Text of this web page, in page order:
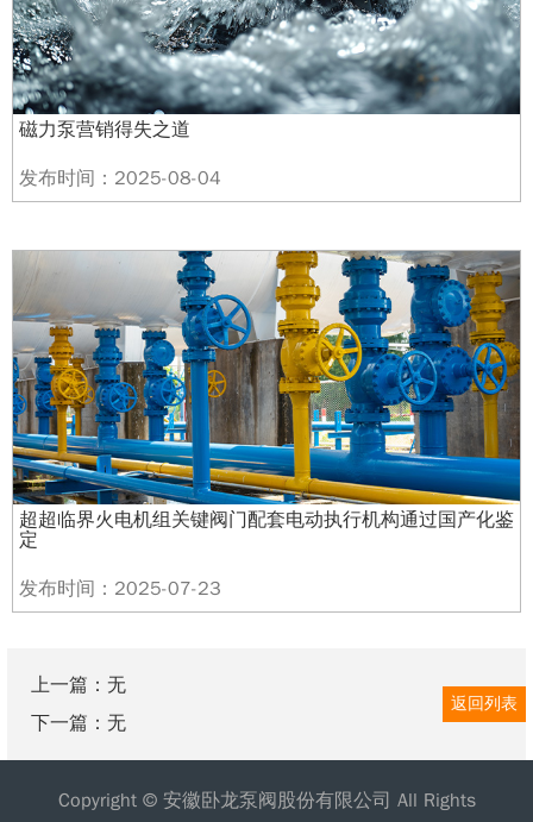
磁力泵营销得失之道
发布时间：2025-08-04
超超临界火电机组关键阀门配套电动执行机构通过国产化鉴
定
发布时间：2025-07-23
上一篇：无
下一篇：无
返回列表
Copyright © 安徽卧龙泵阀股份有限公司 All Rights